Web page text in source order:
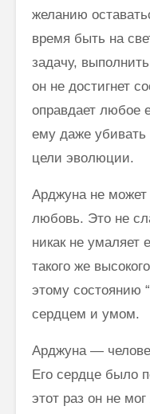
желанию
время быть на
задачу,
он не до­стигнет
оправдает любое
ему даже
цели эволюции.
Арджуна не
любовь. Это не
никак не умаляет
такого же
этому состоянию
сердцем и умом.
Арджуна —
Его сердце было
этот раз он не